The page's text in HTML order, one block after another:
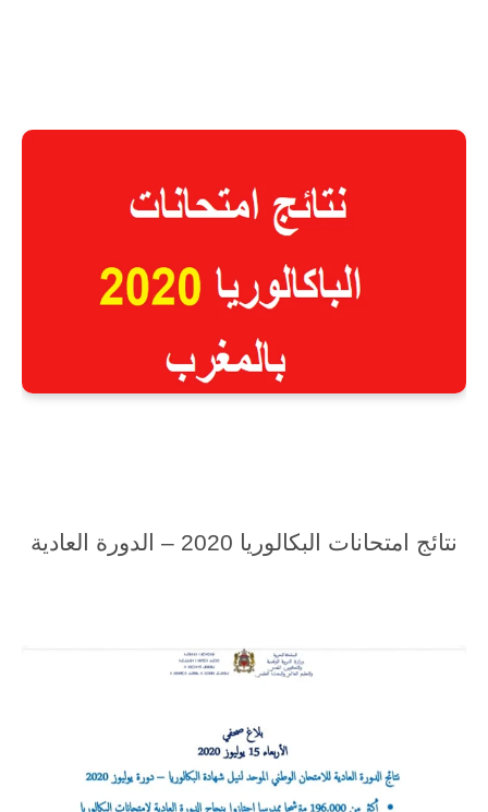
نتائج امتحانات البكالوريا 2020 – الدورة العادية